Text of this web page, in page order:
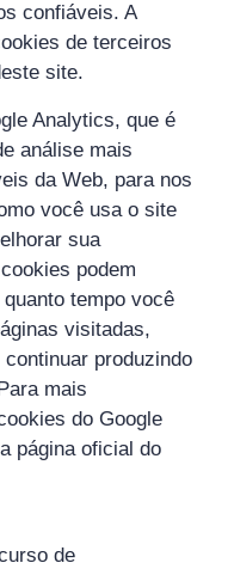
confiáveis. A
de terceiros
site.
Analytics, que é
análise mais
​​da Web, para nos
você usa o site
sua
podem
tempo você
visitadas,
produzindo
mais
do Google
página oficial do
de